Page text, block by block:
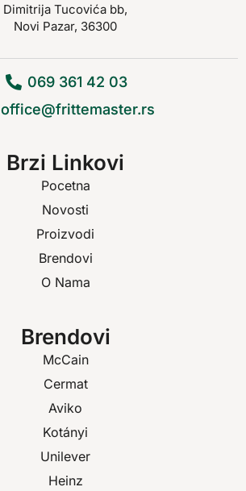
Dimitrija Tucovića bb,
Novi Pazar, 36300
069 361 42 03
office@frittemaster.rs
Brzi Linkovi
Pocetna
Novosti
Proizvodi
Brendovi
O Nama
Brendovi
McCain
Cermat
Aviko
Kotányi
Unilever
Heinz